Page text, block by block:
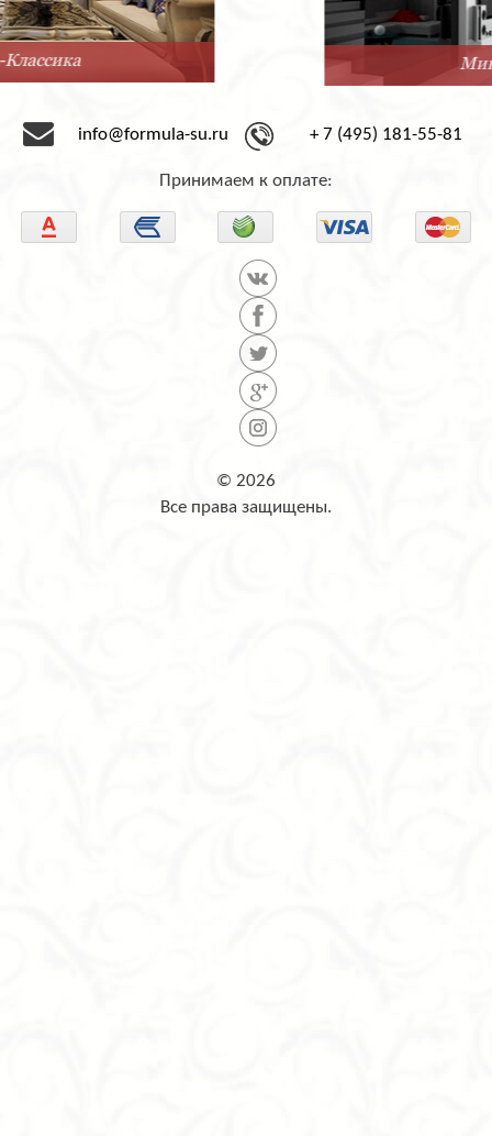
info@formula-su.ru + 7 (495) 181-55-81
Принимаем к оплате:
© 2026
Все права защищены.